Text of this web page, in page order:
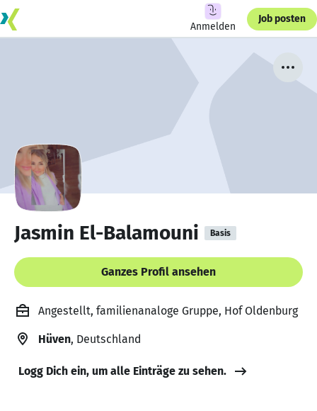
Anmelden
Job posten
Jasmin El-Balamouni Basis
Ganzes Profil ansehen
Angestellt, familienanaloge Gruppe, Hof Oldenburg
Hüven, Deutschland
Logg Dich ein, um alle Einträge zu sehen.